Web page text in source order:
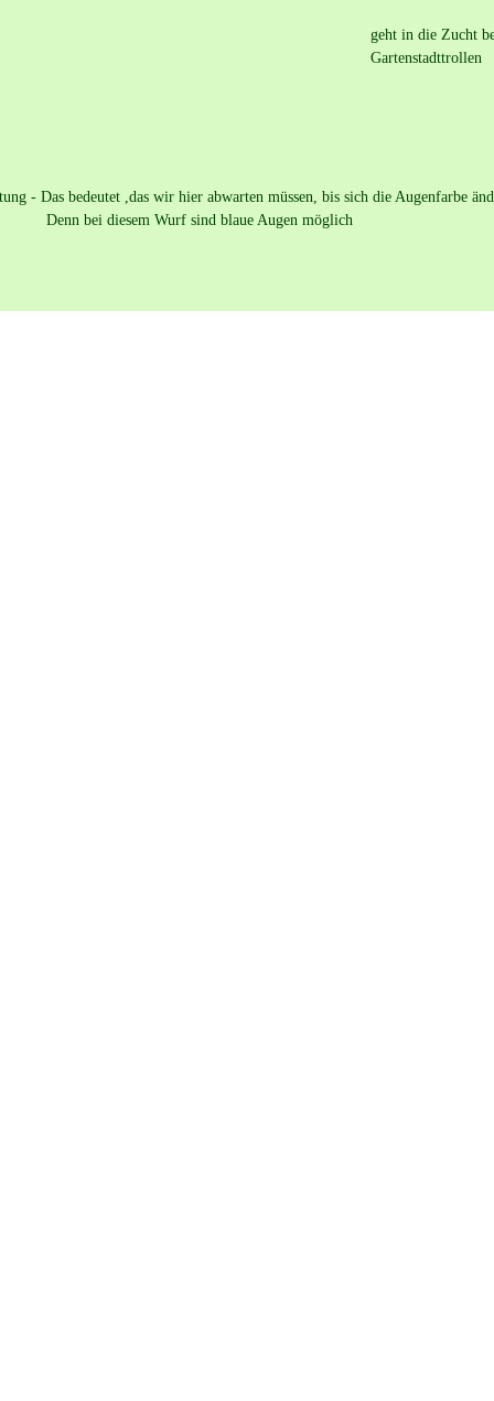
geht in die Zucht
Gartenstadttrollen
- Das bedeutet ,das wir hier abwarten müssen, bis sich die Augenfarbe
Denn bei diesem Wurf sind blaue Augen möglich